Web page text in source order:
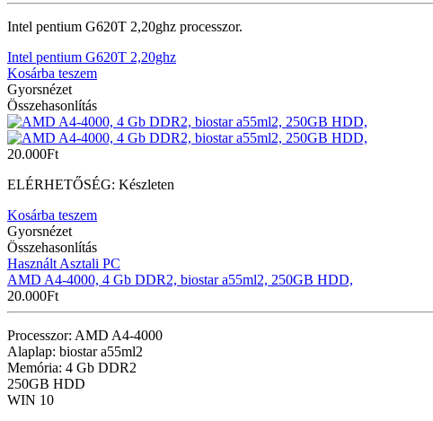
Intel pentium G620T 2,20ghz processzor.
Intel pentium G620T 2,20ghz
Kosárba teszem
Gyorsnézet
Összehasonlítás
20.000Ft
ELÉRHETŐSÉG: Készleten
Kosárba teszem
Gyorsnézet
Összehasonlítás
Használt Asztali PC
AMD A4-4000, 4 Gb DDR2, biostar a55ml2, 250GB HDD,
20.000Ft
Processzor: AMD A4-4000
Alaplap: biostar a55ml2
Memória: 4 Gb DDR2
250GB HDD
WIN 10